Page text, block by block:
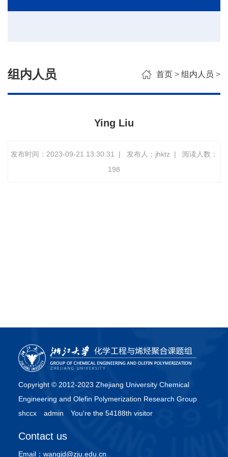
组内人员 首页 > 组内人员 >
Ying Liu
发布时间：2023-09-21 13:30:31 | 发布人：jhktz | 阅读人数：
198
Copyright © 2012-2023 Zhejiang University Chemical
Engineering and Olefin Polymerization Research Group
shccx
admin You're the 54188th visitor
Contact us
Email： wangjd@zju.edu.cn